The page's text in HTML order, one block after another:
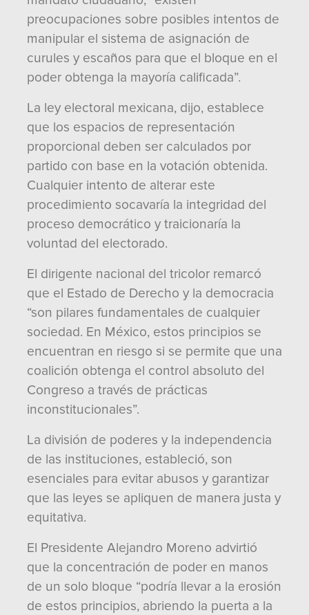
preocupaciones sobre posibles intentos de
manipular el sistema de asignación de
curules y escaños para que el bloque en el
poder obtenga la mayoría calificada”.
La ley electoral mexicana, dijo, establece
que los espacios de representación
proporcional deben ser calculados por
partido con base en la votación obtenida.
Cualquier intento de alterar este
procedimiento socavaría la integridad del
proceso democrático y traicionaría la
voluntad del electorado.
El dirigente nacional del tricolor remarcó
que el Estado de Derecho y la democracia
“son pilares fundamentales de cualquier
sociedad. En México, estos principios se
encuentran en riesgo si se permite que una
coalición obtenga el control absoluto del
Congreso a través de prácticas
inconstitucionales”.
La división de poderes y la independencia
de las instituciones, estableció, son
esenciales para evitar abusos y garantizar
que las leyes se apliquen de manera justa y
equitativa.
El Presidente Alejandro Moreno advirtió
que la concentración de poder en manos
de un solo bloque “podría llevar a la erosión
de estos principios, abriendo la puerta a la